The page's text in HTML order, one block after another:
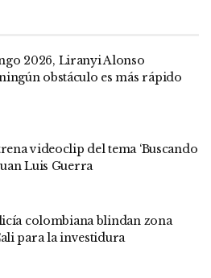
2026, Liranyi Alonso
obstáculo es más rápido
videoclip del tema ‘Buscando
Luis Guerra
colombiana blindan zona
para la investidura